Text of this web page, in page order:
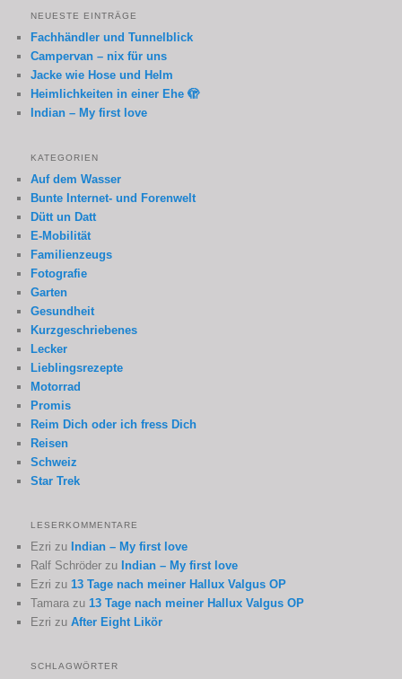
NEUESTE EINTRÄGE
Fachhändler und Tunnelblick
Campervan – nix für uns
Jacke wie Hose und Helm
Heimlichkeiten in einer Ehe 🫣
Indian – My first love
KATEGORIEN
Auf dem Wasser
Bunte Internet- und Forenwelt
Dütt un Datt
E-Mobilität
Familienzeugs
Fotografie
Garten
Gesundheit
Kurzgeschriebenes
Lecker
Lieblingsrezepte
Motorrad
Promis
Reim Dich oder ich fress Dich
Reisen
Schweiz
Star Trek
LESERKOMMENTARE
Ezri zu Indian – My first love
Ralf Schröder zu Indian – My first love
Ezri zu 13 Tage nach meiner Hallux Valgus OP
Tamara zu 13 Tage nach meiner Hallux Valgus OP
Ezri zuAfter Eight Likör
SCHLAGWÖRTER